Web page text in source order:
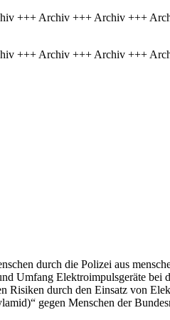
+++ Archiv +++ Archiv +++
+++ Archiv +++ Archiv +++
durch die Polizei aus
Umfang Elektroimpulsgeräte bei
Risiken durch den Einsatz von
gegen Menschen der